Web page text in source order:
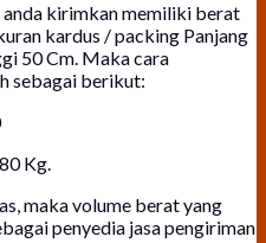
anda kirimkan memiliki berat
kardus / packing Panjang
50 Cm. Maka cara
sebagai berikut:
Kg.
maka volume berat yang
penyedia jasa pengiriman